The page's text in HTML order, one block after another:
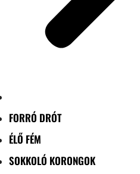
FORRÓ DRÓT
ÉLŐ FÉM
SOKKOLÓ KORONGOK